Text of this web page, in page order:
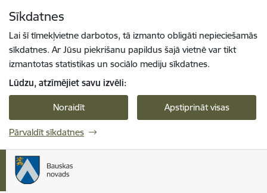
Sīkdatnes
Lai šī tīmekļvietne darbotos, tā izmanto obligāti nepieciešamās
sīkdatnes. Ar Jūsu piekrišanu papildus šajā vietnē var tikt
izmantotas statistikas un sociālo mediju sīkdatnes.
Lūdzu, atzīmējiet savu izvēli:
Noraidīt Apstiprināt visas
Pārvaldīt sīkdatnes